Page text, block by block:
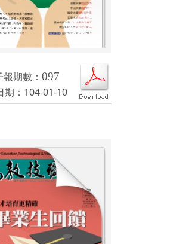
報期數： 097
期：104-01-10